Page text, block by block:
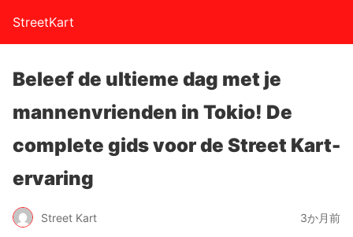
StreetKart
Beleef de ultieme dag met je
mannenvrienden in Tokio! De
complete gids voor de Street Kart-
ervaring
Street Kart 3か月前